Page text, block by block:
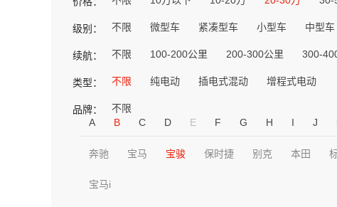
级别： 不限 微型车 紧凑型车 小型车 中型车
续航： 不限 100-200公里 200-300公里 300-
类型： 不限 纯电动 插电式混动 增程式电动
品牌：
不限
A
B C D E F G H I J
奔驰 宝马 宝骏 保时捷 别克 本田
宝马i